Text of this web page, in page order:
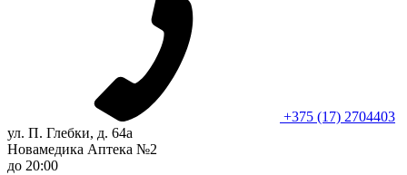
+375 (17) 2704403
ул. П. Глебки, д. 64а
Новамедика Аптека №2
до 20:00